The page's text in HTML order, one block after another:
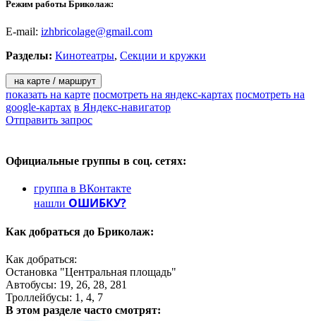
Режим работы Бриколаж:
E-mail: izhbricolage@gmail.com
Разделы: Кинотеатры, Секции и кружки
на карте / маршрут
показать на карте посмотреть на яндекс-картах посмотреть на
google-картах в Яндекс-навигатор
Отправить запрос
Официальные группы в соц. сетях:
группа в ВКонтакте
нашли ОШИБКУ?
Как добраться до Бриколаж:
Как добраться:
Остановка "Центральная площадь"
Автобусы: 19, 26, 28, 281
Троллейбусы: 1, 4, 7
В этом разделе часто смотрят: